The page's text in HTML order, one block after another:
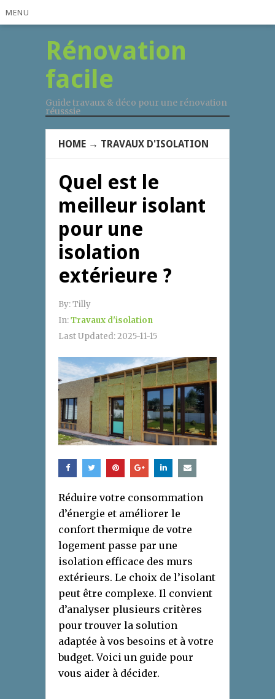
MENU
Rénovation
facile
Guide travaux & déco pour une rénovation
réusssie
HOME → TRAVAUX D'ISOLATION
Quel est le
meilleur isolant
pour une
isolation
extérieure ?
By:Tilly
In:Travaux d'isolation
Last Updated:2025-11-15
Réduire votre consommation
d’énergie et améliorer le
confort thermique de votre
logement passe par une
isolation efficace des murs
extérieurs. Le choix de l’isolant
peut être complexe. Il convient
d’analyser plusieurs critères
pour trouver la solution
adaptée à vos besoins et à votre
budget. Voici un guide pour
vous aider à décider.